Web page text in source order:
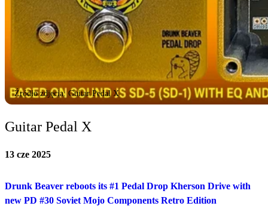
Źródło zdjęcia: Guitar Pedal X
Guitar Pedal X
13 cze 2025
Drunk Beaver reboots its #1 Pedal Drop Kherson Drive with
new PD #30 Soviet Mojo Components Retro Edition